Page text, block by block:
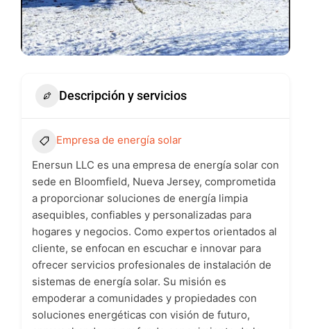
Descripción y servicios
Empresa de energía solar
Enersun LLC es una empresa de energía solar con
sede en Bloomfield, Nueva Jersey, comprometida
a proporcionar soluciones de energía limpia
asequibles, confiables y personalizadas para
hogares y negocios. Como expertos orientados al
cliente, se enfocan en escuchar e innovar para
ofrecer servicios profesionales de instalación de
sistemas de energía solar. Su misión es
empoderar a comunidades y propiedades con
soluciones energéticas con visión de futuro,